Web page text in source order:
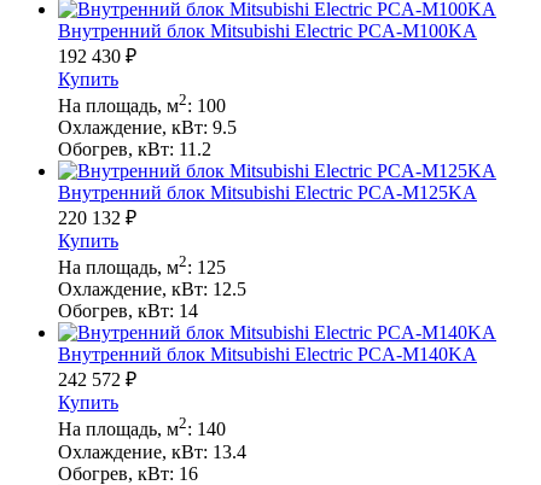
Внутренний блок Mitsubishi Electric PCA-M100KA
192 430 ₽
Купить
На площадь, м2: 100
Охлаждение, кВт: 9.5
Обогрев, кВт: 11.2
Внутренний блок Mitsubishi Electric PCA-M125KA
220 132 ₽
Купить
На площадь, м2: 125
Охлаждение, кВт: 12.5
Обогрев, кВт: 14
Внутренний блок Mitsubishi Electric PCA-M140KA
242 572 ₽
Купить
На площадь, м2: 140
Охлаждение, кВт: 13.4
Обогрев, кВт: 16